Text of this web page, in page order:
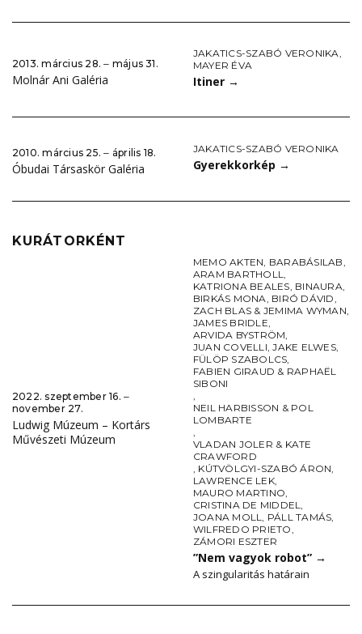
2013. március 28. ‒ május 31.
Molnár Ani Galéria
JAKATICS-SZABÓ VERONIKA,
MAYER ÉVA
Itiner →
2010. március 25. ‒ április 18.
Óbudai Társaskör Galéria
JAKATICS-SZABÓ VERONIKA
Gyerekkorkép →
KURÁTORKÉNT
2022. szeptember 16. ‒
november 27.
Ludwig Múzeum – Kortárs
Művészeti Múzeum
MEMO AKTEN, BARABÁSILAB,
ARAM BARTHOLL,
KATRIONA BEALES, BINAURA,
BIRKÁS MONA, BIRÓ DÁVID,
ZACH BLAS & JEMIMA WYMAN,
JAMES BRIDLE,
ARVIDA BYSTRÖM,
JUAN COVELLI,JAKE ELWES,
FÜLÖP SZABOLCS,
FABIEN GIRAUD & RAPHAËL
SIBONI
,
NEIL HARBISSON & POL
LOMBARTE
,
VLADAN JOLER & KATE
CRAWFORD
, KÚTVÖLGYI-SZABÓ ÁRON,
LAWRENCE LEK,
MAURO MARTINO,
CRISTINA DE MIDDEL,
JOANA MOLL, PÁLL TAMÁS,
WILFREDO PRIETO,
ZÁMORI ESZTER
”Nem vagyok robot” →
A szingularitás határain